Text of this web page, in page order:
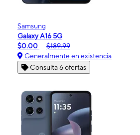
Samsung
Galaxy A16 5G
$0.00
$189.99
Generalmente en existencia
Consulta 6 ofertas